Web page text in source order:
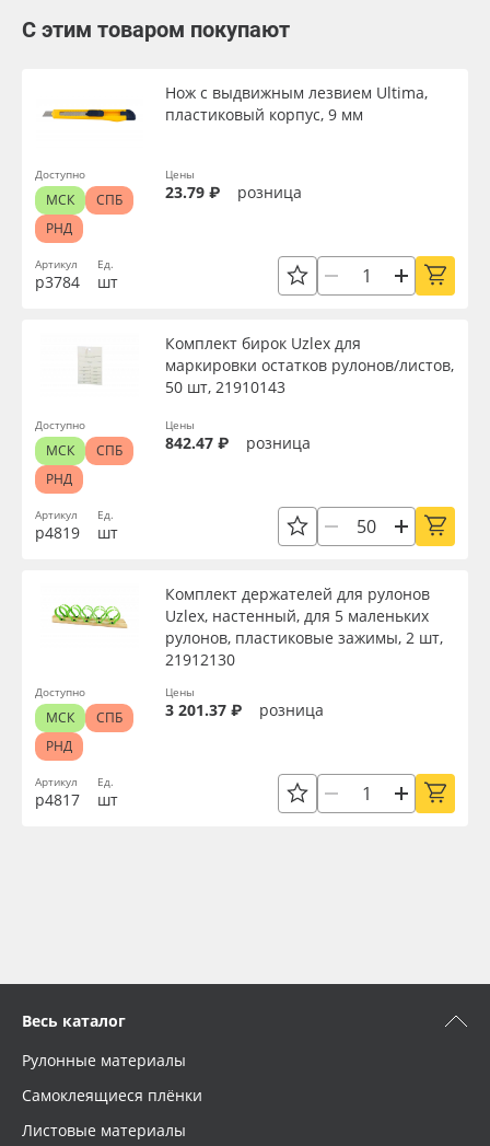
С этим товаром покупают
Артикул
р3784
Нож с выдвижным лезвием Ultima,
пластиковый корпус, 9 мм
Ед.
шт
Цены
23.79 ₽ розница
Доступно
МСК
СПБ
РНД
Артикул
р4819
Комплект бирок Uzlex для
маркировки остатков рулонов/листов,
50 шт, 21910143
Ед.
шт
Цены
842.47 ₽ розница
Доступно
МСК
СПБ
РНД
Артикул
р4817
Комплект держателей для рулонов
Uzlex, настенный, для 5 маленьких
рулонов, пластиковые зажимы, 2 шт,
21912130
Ед.
шт
Цены
3 201.37 ₽ розница
Доступно
МСК
СПБ
РНД
Весь каталог
Рулонные материалы
Самоклеящиеся плёнки
Листовые материалы